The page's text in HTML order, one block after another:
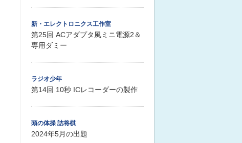
新・エレクトロニクス工作室
第25回 ACアダプタ風ミニ電源2＆
専用ダミー
ラジオ少年
第14回 10秒 ICレコーダーの製作
頭の体操 詰将棋
2024年5月の出題